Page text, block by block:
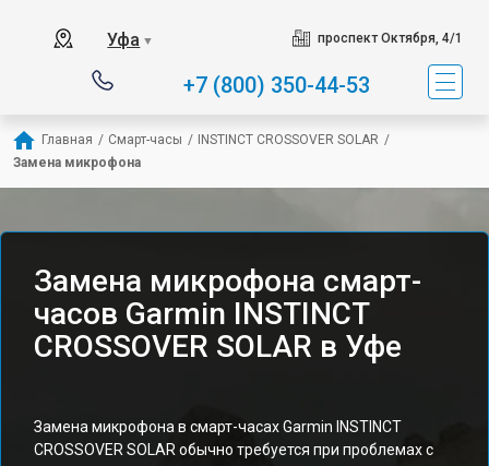
Уфа ▼ проспект Октября, 4/1
+7 (800) 350-44-53
Главная / Смарт-часы / INSTINCT CROSSOVER SOLAR /
Замена микрофона
Замена микрофона смарт-
часов Garmin INSTINCT
CROSSOVER SOLAR в Уфе
Замена микрофона в смарт-часах Garmin INSTINCT
CROSSOVER SOLAR обычно требуется при проблемах с